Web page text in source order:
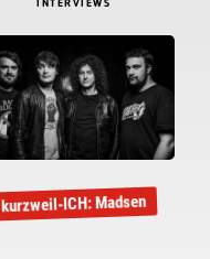
INTERVIEWS
kurzweil-ICH: Madsen